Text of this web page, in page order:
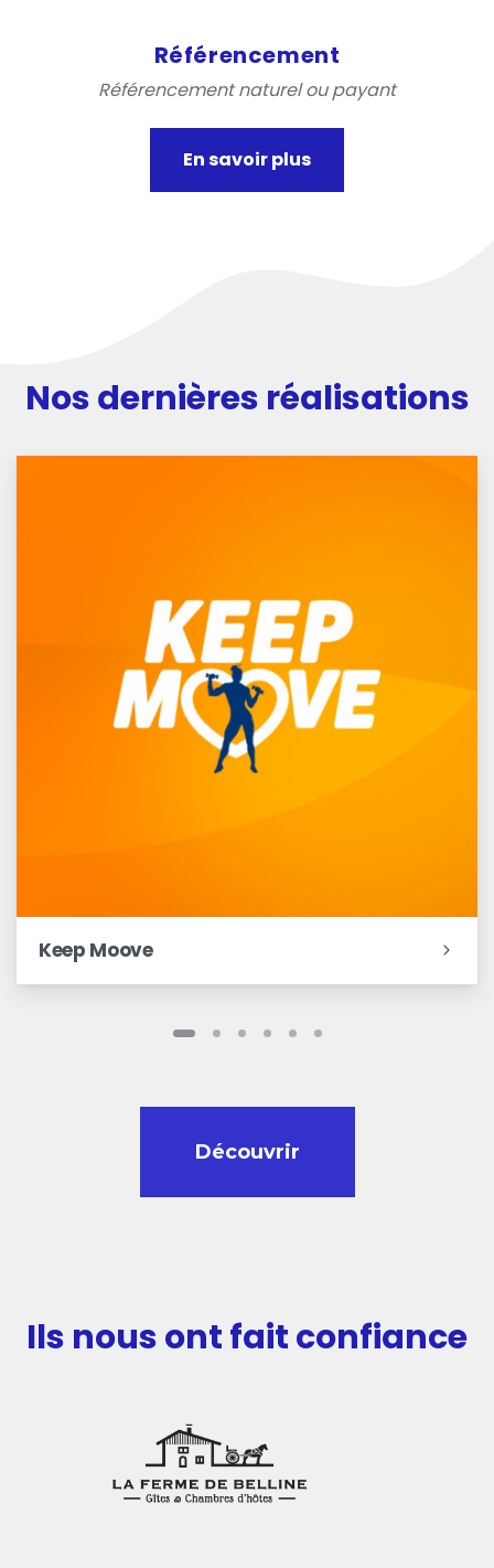
Référencement
Référencement naturel ou payant
En savoir plus
Nos dernières réalisations
Keep Moove
Découvrir
Ils nous ont fait confiance